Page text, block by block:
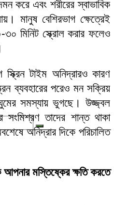
করে এবং শরীরের স্বাভাবিক
মানুষ বেশিরভাগ ক্ষেত্রেই
৩০ মিনিট স্ক্রোল করার ফলেও
টাইম অনিদ্রারও কারণ
ব্যবহারের পরেও মন সক্রিয়
সমস্যায় ভুগছে। উজ্জ্বল
সংমিশ্রণ তাদের শান্ত থাকা
অনিদ্রার দিকে পরিচালিত
আপনার মস্তিষ্কের ক্ষতি করতে